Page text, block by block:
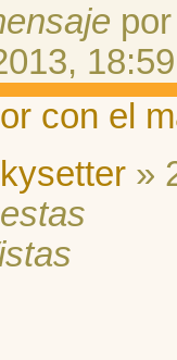
18:59
con el
»